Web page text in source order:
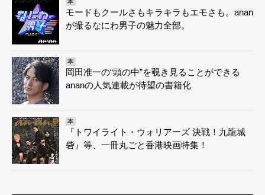
本
モードもクールさもキラキラもエモさも。anan
が撮るなにわ男子の魅力全部。
本
岡田准一の“頭の中”を覗き見ることができる
ananの人気連載が待望の書籍化
本
『トワイライト・ウォリアーズ 決戦！九龍城
砦』等、一冊丸ごと香港映画特集！